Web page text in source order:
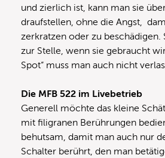
und zierlich ist, kann man sie
draufstellen, ohne die Angst,
zerkratzen oder zu beschädigen.
zur Stelle, wenn sie gebraucht
Spot“ muss man auch nicht
Die MFB 522 im Livebetrieb
Generell möchte das kleine
mit filigranen Berührungen
behutsam, damit man auch nur
Schalter berührt, den man